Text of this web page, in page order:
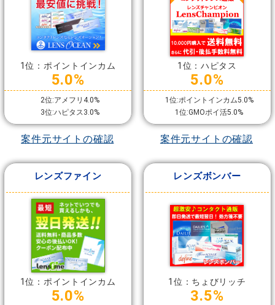
1位：ポイントインカム
5.0%
2位:アメフリ4.0%
3位:ハピタス3.0%
案件元サイトの確認
1位：ハピタス
5.0%
1位:ポイントインカム5.0%
1位:GMOポイ活5.0%
案件元サイトの確認
レンズファイン
1位：ポイントインカム
5.0%
レンズボンバー
1位：ちょびリッチ
3.5%